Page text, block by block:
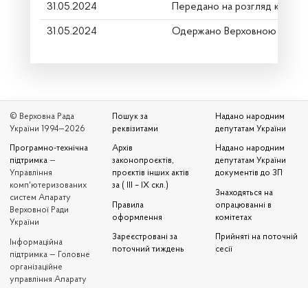
31.05.2024 Передано на розгляд
31.05.2024 Одержано Верховною Радою
© Верховна Рада
України 1994—2026
Програмно-технічна
підтримка —
Управління
комп'ютеризованих
систем Апарату
Верховної Ради
України
Iнформаційна
підтримка — Головне
організаційне
управління Апарату
Пошук за
реквізитами
Архів
законопроєктів,
проєктів інших актів
за ( III – IX скл.)
Правила
оформлення
Зареєстровані за
поточний тиждень
Надано народним
депутатам України
Надано народним
депутатам України
документів до ЗП
Знаходяться на
опрацюванні в
комітетах
Прийняті на поточній
сесії